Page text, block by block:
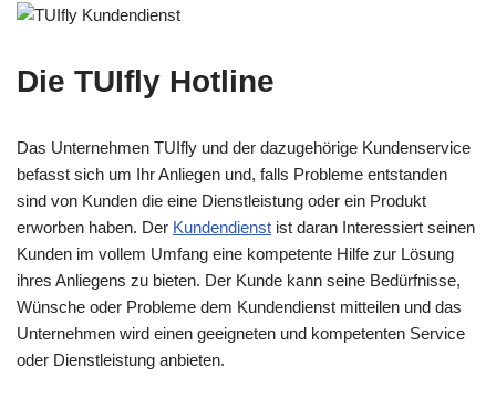
Die TUIfly Hotline
Das Unternehmen TUIfly und der dazugehörige Kundenservice
befasst sich um Ihr Anliegen und, falls Probleme entstanden
sind von Kunden die eine Dienstleistung oder ein Produkt
erworben haben. Der Kundendienst ist daran Interessiert seinen
Kunden im vollem Umfang eine kompetente Hilfe zur Lösung
ihres Anliegens zu bieten. Der Kunde kann seine Bedürfnisse,
Wünsche oder Probleme dem Kundendienst mitteilen und das
Unternehmen wird einen geeigneten und kompetenten Service
oder Dienstleistung anbieten.